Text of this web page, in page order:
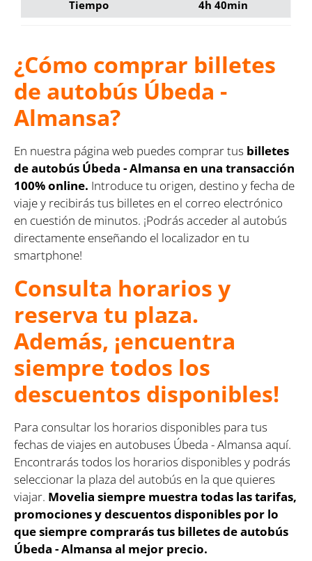
Tiempo
4h 40min
¿Cómo comprar billetes
de autobús Úbeda -
Almansa?
En nuestra página web puedes comprar tus billetes
de autobús Úbeda - Almansa en una transacción
100% online. Introduce tu origen, destino y fecha de
viaje y recibirás tus billetes en el correo electrónico
en cuestión de minutos. ¡Podrás acceder al autobús
directamente enseñando el localizador en tu
smartphone!
Consulta horarios y
reserva tu plaza.
Además, ¡encuentra
siempre todos los
descuentos disponibles!
Para consultar los horarios disponibles para tus
fechas de viajes en autobuses Úbeda - Almansa aquí.
Encontrarás todos los horarios disponibles y podrás
seleccionar la plaza del autobús en la que quieres
viajar. Movelia siempre muestra todas las tarifas,
promociones y descuentos disponibles por lo
que siempre comprarás tus billetes de autobús
Úbeda - Almansa al mejor precio.